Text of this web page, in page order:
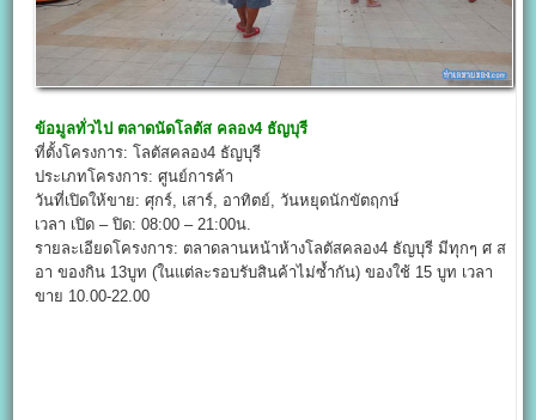
ข้อมูลทั่วไป ตลาดนัดโลตัส คลอง4 ธัญบุรี
ที่ตั้งโครงการ: โลตัสคลอง4 ธัญบุรี
ประเภทโครงการ: ศูนย์การค้า
วันที่เปิดให้ขาย: ศุกร์, เสาร์, อาทิตย์, วันหยุดนักขัตฤกษ์
เวลา เปิด – ปิด: 08:00 – 21:00น.
รายละเอียดโครงการ: ตลาดลานหน้าห้างโลตัสคลอง4 ธัญบุรี มีทุกๆ ศ ส
อา ของกิน 13บูท (ในแต่ละรอบรับสินค้าไม่ซ้ำกัน) ของใช้ 15 บูท เวลา
ขาย 10.00-22.00